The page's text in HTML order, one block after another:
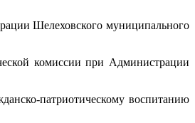
Шелеховского муниципального
комиссии при Администрации
патриотическому воспитанию